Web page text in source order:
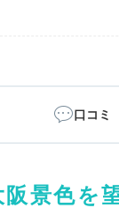
口コミ
景色を